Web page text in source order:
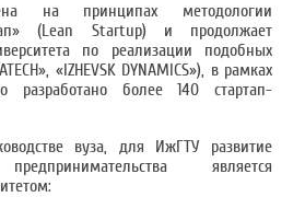
на принципах методологии
(Lean Startup) и продолжает
по реализации подобных
«IZHEVSK DYNAMICS»), в рамках
разработано более 140 стартап-
вуза, для ИжГТУ развитие
является